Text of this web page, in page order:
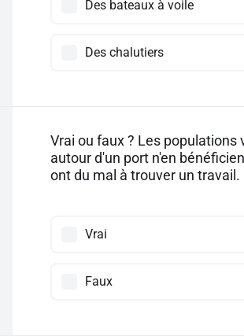
Des bateaux à voile
Des chalutiers
Vrai ou faux ? Les populations
autour d'un port n'en
ont du mal à trouver un travail.
Vrai
Faux